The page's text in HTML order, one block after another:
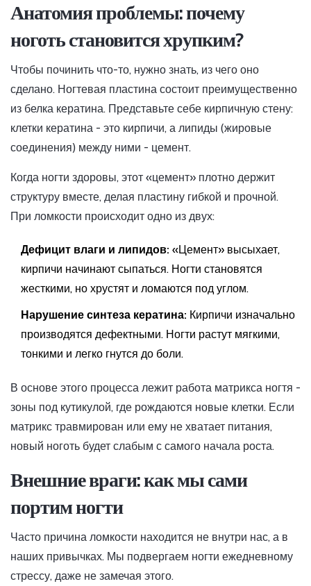
Анатомия проблемы: почему
ноготь становится хрупким?
Чтобы починить что-то, нужно знать, из чего оно
сделано. Ногтевая пластина состоит преимущественно
из белка кератина. Представьте себе кирпичную стену:
клетки кератина - это кирпичи, а липиды (жировые
соединения) между ними - цемент.
Когда ногти здоровы, этот «цемент» плотно держит
структуру вместе, делая пластину гибкой и прочной.
При ломкости происходит одно из двух:
Дефицит влаги и липидов: «Цемент» высыхает,
кирпичи начинают сыпаться. Ногти становятся
жесткими, но хрустят и ломаются под углом.
Нарушение синтеза кератина: Кирпичи изначально
производятся дефектными. Ногти растут мягкими,
тонкими и легко гнутся до боли.
В основе этого процесса лежит работа матрикса ногтя -
зоны под кутикулой, где рождаются новые клетки. Если
матрикс травмирован или ему не хватает питания,
новый ноготь будет слабым с самого начала роста.
Внешние враги: как мы сами
портим ногти
Часто причина ломкости находится не внутри нас, а в
наших привычках. Мы подвергаем ногти ежедневному
стрессу, даже не замечая этого.